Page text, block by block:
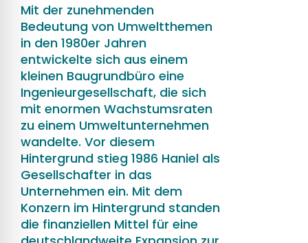
Mit der zunehmenden
Bedeutung von Umweltthemen
in den 1980er Jahren
entwickelte sich aus einem
kleinen Baugrundbüro eine
Ingenieurgesellschaft, die sich
mit enormen Wachstumsraten
zu einem Umweltunternehmen
wandelte. Vor diesem
Hintergrund stieg 1986 Haniel als
Gesellschafter in das
Unternehmen ein. Mit dem
Konzern im Hintergrund standen
die finanziellen Mittel für eine